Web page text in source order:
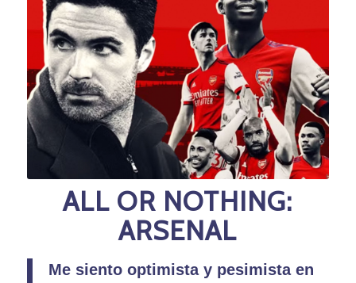
ALL OR NOTHING:
ARSENAL
Me siento optimista y pesimista en